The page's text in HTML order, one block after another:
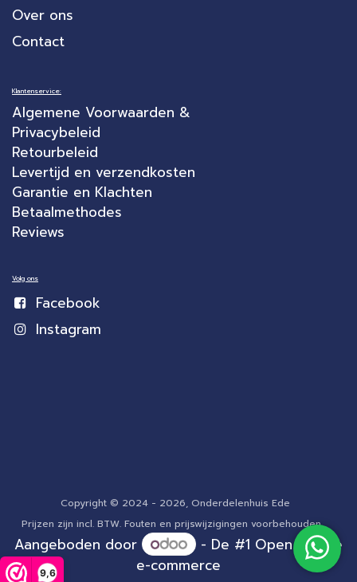
9,6
Over ons
Contact
Klantenservice:
Algemene Voorwaarden &
Privacybeleid
Retourbeleid
Levertijd en verzendkosten
Garantie en Klachten
Betaalmethodes
Reviews
Volg ons
Facebook
Instagram
Copyright © 2024 - 2026, Onderdelenhuis Ede
Prijzen zijn incl. BTW. Fouten en prijswijzigingen voorbehouden.
Aangeboden door - De #1 Open source
e-commerce